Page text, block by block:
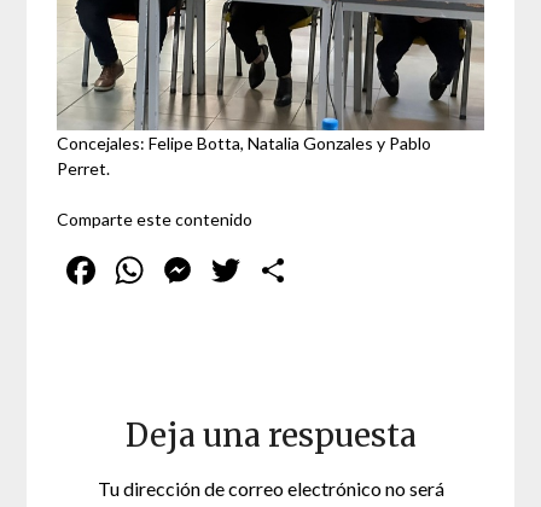
Concejales: Felipe Botta, Natalia Gonzales y Pablo
Perret.
Comparte este contenido
Facebook
WhatsApp
Messenger
Twitter
Deja una respuesta
Tu dirección de correo electrónico no será